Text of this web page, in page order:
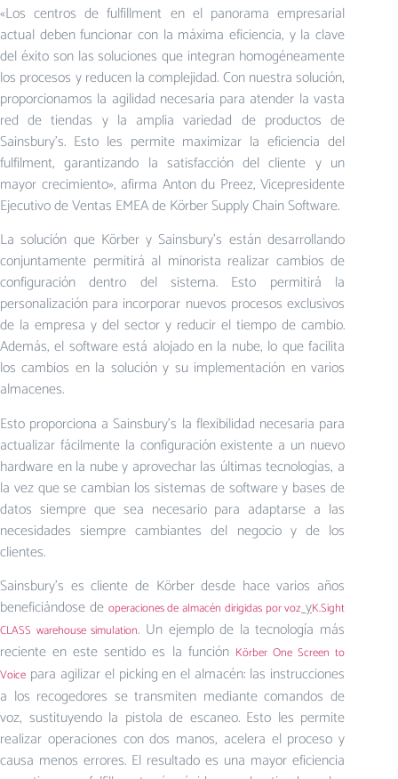
«Los centros de fulfillment en el panorama empresarial
actual deben funcionar con la máxima eficiencia, y la clave
del éxito son las soluciones que integran homogéneamente
los procesos y reducen la complejidad. Con nuestra solución,
proporcionamos la agilidad necesaria para atender la vasta
red de tiendas y la amplia variedad de productos de
Sainsbury’s. Esto les permite maximizar la eficiencia del
fulfilment, garantizando la satisfacción del cliente y un
mayor crecimiento», afirma Anton du Preez, Vicepresidente
Ejecutivo de Ventas EMEA de Körber Supply Chain Software.
La solución que Körber y Sainsbury’s están desarrollando
conjuntamente permitirá al minorista realizar cambios de
configuración dentro del sistema. Esto permitirá la
personalización para incorporar nuevos procesos exclusivos
de la empresa y del sector y reducir el tiempo de cambio.
Además, el software está alojado en la nube, lo que facilita
los cambios en la solución y su implementación en varios
almacenes.
Esto proporciona a Sainsbury’s la flexibilidad necesaria para
actualizar fácilmente la configuración existente a un nuevo
hardware en la nube y aprovechar las últimas tecnologías, a
la vez que se cambian los sistemas de software y bases de
datos siempre que sea necesario para adaptarse a las
necesidades siempre cambiantes del negocio y de los
clientes.
Sainsbury’s es cliente de Körber desde hace varios años
beneficiándose de operaciones de almacén dirigidas por vozyK.Sight
CLASS warehouse simulation. Un ejemplo de la tecnología más
reciente en este sentido es la función Körber One Screen to
Voice para agilizar el picking en el almacén: las instrucciones
a los recogedores se transmiten mediante comandos de
voz, sustituyendo la pistola de escaneo. Esto les permite
realizar operaciones con dos manos, acelera el proceso y
causa menos errores. El resultado es una mayor eficiencia